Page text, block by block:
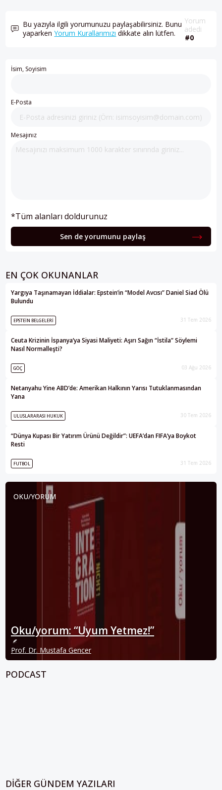
Bu yazıyla ilgili yorumunuzu paylaşabilirsiniz. Bunu
yaparkenYorum Kurallarımızı dikkate alın lütfen.
Yorum
adedi
#0
İsim, Soyisim
E-Posta
Mesajınız
*Tüm alanları doldurunuz
Sen de yorumunu paylaş
EN ÇOK OKUNANLAR
Yargıya Taşınamayan İddialar: Epstein’in “Model Avcısı” Daniel Siad Ölü
Bulundu
EPSTEIN BELGELERI 31 Tem 2026
Ceuta Krizinin İspanya’ya Siyasi Maliyeti: Aşırı Sağın “İstila” Söylemi
Nasıl Normalleşti?
GÖÇ 03 Ağu 2026
Netanyahu Yine ABD’de: Amerikan Halkının Yarısı Tutuklanmasından
Yana
ULUSLARARASI HUKUK 30 Tem 2026
“Dünya Kupası Bir Yatırım Ürünü Değildir”: UEFA’dan FIFA’ya Boykot
Resti
FUTBOL 31 Tem 2026
OKU/YORUM
Oku/yorum: “Uyum Yetmez!”
Prof. Dr. Mustafa Gencer
PODCAST
DIĞER GÜNDEM YAZILARI